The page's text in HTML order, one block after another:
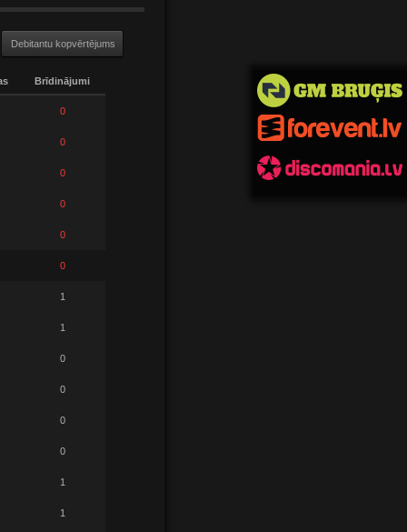
Debitantu kopvērtējums
Brīdinājumi
0
0
0
0
0
0
1
1
0
0
0
0
1
1